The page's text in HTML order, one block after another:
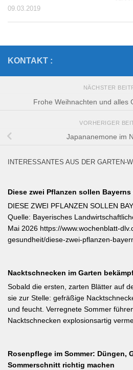
09.03.2019
KONTAKT :
NÄCHSTER
Frohe Weihnachten und alles
VORHERIGER
Japananemone im
INTERESSANTES AUS DER GARTEN-
Diese zwei Pflanzen sollen
DIESE ZWEI PFLANZEN SOLLEN
Quelle: Bayerisches
Mai 2026 https://www.wochenblatt-
gesundheit/diese-zwei-pflanzen-
gemusterten Blüten, die ohne
Herbst reich blüht und sich
Ampeln eignet. Die Bayerische
ist die Erdbeere ‚Lilly Waldberry‘, die
waldbeererinnerndes Aroma
bayerische Gärtnereien erhältlich.
Pflanzen setzen möchte, liegt mit
Nacktschnecken im Garten
Sobald die ersten, zarten Blätter auf
sie zur Stelle: gefräßige
und feucht. Verregnete Sommer
Nacktschnecken explosionsartig
hier. Weiterlesen bei MDR-Garten
Rosenpflege im Sommer: Düngen,
Sommerschnitt richtig machen